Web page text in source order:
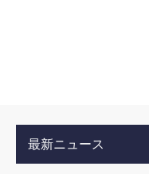
最新ニュース